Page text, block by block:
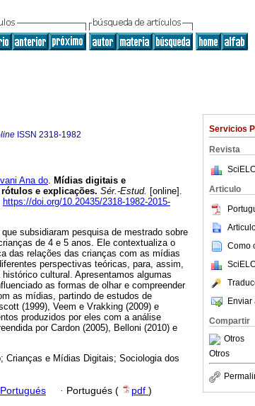
Servicios
Revista
Articulo
Como
Enviar
Compartir
Otros
Otros
ISSN 2318-1982
Ana do. Mídias digitais e
e explicações. Sér.-Estud. [online].
https://doi.org/10.20435/2318-1982-2015-
subsidiaram pesquisa de mestrado sobre
de 4 e 5 anos. Ele contextualiza o
das relações das crianças com as mídias
perspectivas teóricas, para, assim,
cultural. Apresentamos algumas
as formas de olhar e compreender
as mídias, partindo de estudos de
(1999), Veem e Vrakking (2009) e
produzidos por eles com a análise
por Cardon (2005), Belloni (2010) e
Crianças e Mídias Digitais; Sociologia dos
· Portugués ( pdf )